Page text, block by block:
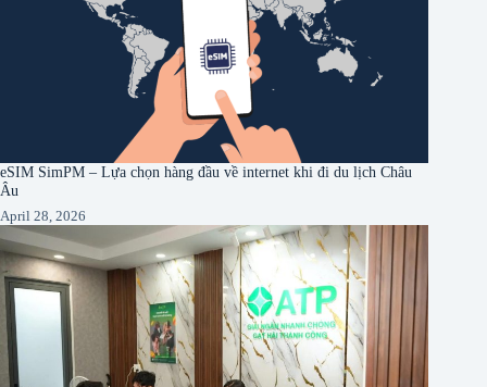
eSIM SimPM – Lựa chọn hàng đầu về internet khi đi du lịch Châu
Âu
April 28, 2026